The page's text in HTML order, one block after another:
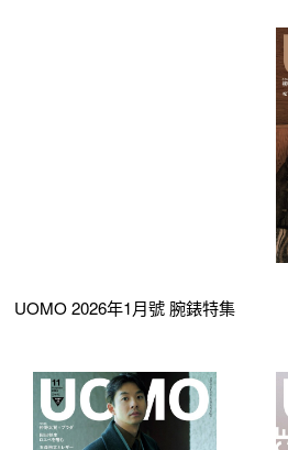
UOMO 2026年1月號 腕錶特集